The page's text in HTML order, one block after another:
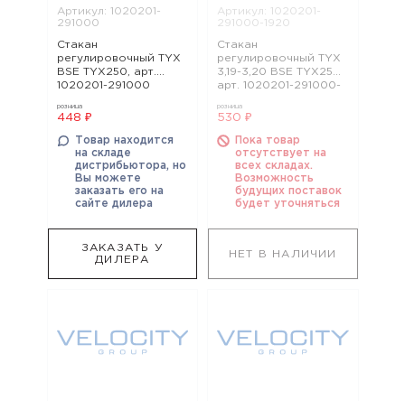
Артикул: 1020201-
291000
Стакан
регулировочный TYX
BSE TYX250, арт.
1020201-291000
розница
448 ₽
Товар находится
на складе
дистрибьютора, но
Вы можете
заказать его на
сайте дилера
ЗАКАЗАТЬ У
ДИЛЕРА
Артикул: 1020201-
291000-1920
Стакан
регулировочный TYX
3,19-3,20 BSE TYX250,
арт. 1020201-291000-
розница
530 ₽
Пока товар
отсутствует на
всех складах.
Возможность
будущих поставок
будет уточняться
НЕТ В НАЛИЧИИ